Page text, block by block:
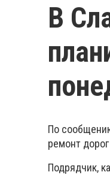
В
По
ремонт
Подрядчик,